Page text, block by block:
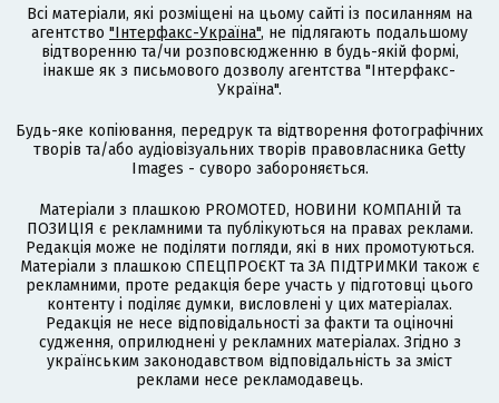
Всі матеріали, які розміщені на цьому сайті із посиланням на
агентство "Інтерфакс-Україна", не підлягають подальшому
відтворенню та/чи розповсюдженню в будь-якій формі,
інакше як з письмового дозволу агентства "Інтерфакс-
Україна".
Будь-яке копіювання, передрук та відтворення фотографічних
творів та/або аудіовізуальних творів правовласника Getty
Images - суворо забороняється.
Матеріали з плашкою PROMOTED, НОВИНИ КОМПАНІЙ та
ПОЗИЦІЯ є рекламними та публікуються на правах реклами.
Редакція може не поділяти погляди, які в них промотуються.
Матеріали з плашкою СПЕЦПРОЄКТ та ЗА ПІДТРИМКИ також є
рекламними, проте редакція бере участь у підготовці цього
контенту і поділяє думки, висловлені у цих матеріалах.
Редакція не несе відповідальності за факти та оціночні
судження, оприлюднені у рекламних матеріалах. Згідно з
українським законодавством відповідальність за зміст
реклами несе рекламодавець.